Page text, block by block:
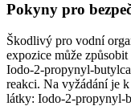
Pokyny pro
Škodlivý pro vodní
expozice může
Iodo-2-propynyl-
reakci. Na vyžádání je
látky: Iodo-2-propynyl-